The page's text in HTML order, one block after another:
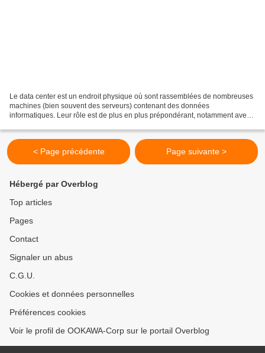
Le data center est un endroit physique où sont rassemblées de nombreuses
machines (bien souvent des serveurs) contenant des données
informatiques. Leur rôle est de plus en plus prépondérant, notamment avec
< Page précédente Page suivante >
Hébergé par Overblog
Top articles
Pages
Contact
Signaler un abus
C.G.U.
Cookies et données personnelles
Préférences cookies
Voir le profil de OOKAWA-Corp sur le portail Overblog